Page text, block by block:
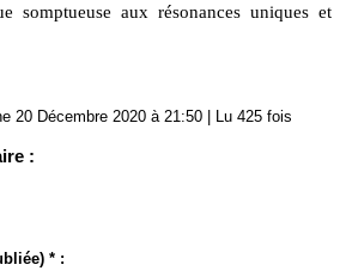
somptueuse aux résonances uniques et
20 Décembre 2020 à 21:50 | Lu 425 fois
:
* :